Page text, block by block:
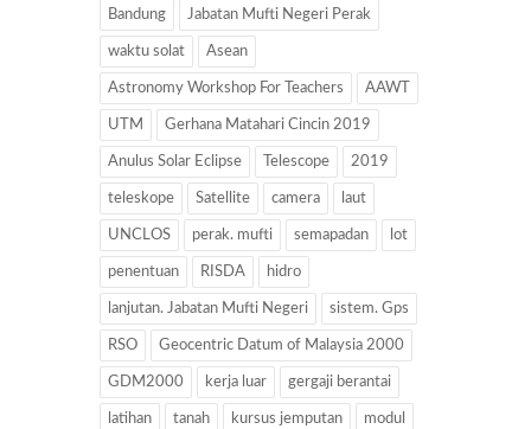
Bandung Jabatan Mufti Negeri Perak
waktu solat Asean
Astronomy Workshop For Teachers AAWT
UTM Gerhana Matahari Cincin 2019
Anulus Solar Eclipse Telescope 2019
teleskope Satellite camera laut
UNCLOS perak. mufti semapadan lot
penentuan RISDA hidro
lanjutan. Jabatan Mufti Negeri sistem. Gps
RSO Geocentric Datum of Malaysia 2000
GDM2000 kerja luar gergaji berantai
latihan tanah kursus jemputan modul